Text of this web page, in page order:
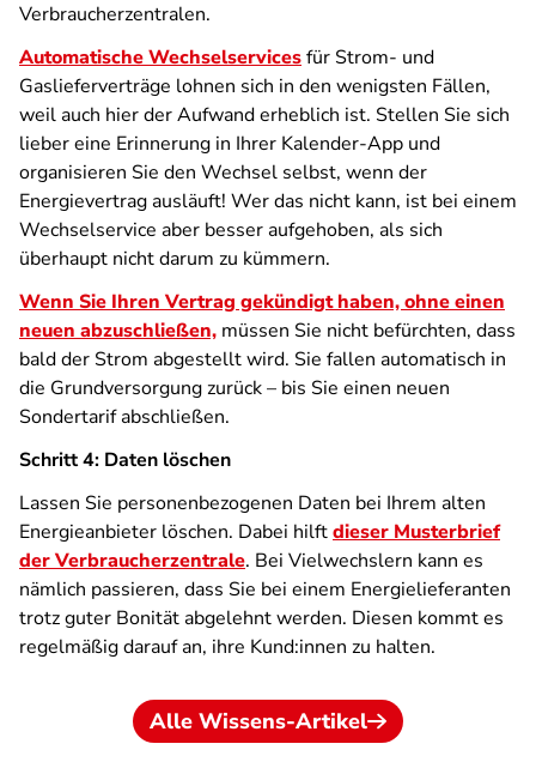
Verbraucherzentralen.
Automatische Wechselservicesfür Strom- und
Gaslieferverträge lohnen sich in den wenigsten Fällen,
weil auch hier der Aufwand erheblich ist. Stellen Sie sich
lieber eine Erinnerung in Ihrer Kalender-App und
organisieren Sie den Wechsel selbst, wenn der
Energievertrag ausläuft! Wer das nicht kann, ist bei einem
Wechselservice aber besser aufgehoben, als sich
überhaupt nicht darum zu kümmern.
Wenn Sie Ihren Vertrag gekündigt haben, ohne einen
neuen abzuschließen, müssen Sie nicht befürchten, dass
bald der Strom abgestellt wird. Sie fallen automatisch in
die Grundversorgung zurück – bis Sie einen neuen
Sondertarif abschließen.
Schritt 4: Daten löschen
Lassen Sie personenbezogenen Daten bei Ihrem alten
Energieanbieter löschen. Dabei hilftdieser Musterbrief
der Verbraucherzentrale. Bei Vielwechslern kann es
nämlich passieren, dass Sie bei einem Energielieferanten
trotz guter Bonität abgelehnt werden. Diesen kommt es
regelmäßig darauf an, ihre Kund:innen zu halten.
Alle Wissens-Artikel